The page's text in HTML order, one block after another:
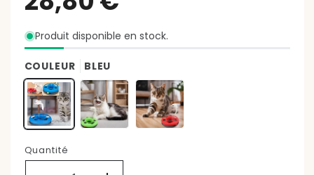
Prix
habituel
28,80 €
Produit disponible en stock.
COULEUR BLEU
Quantité